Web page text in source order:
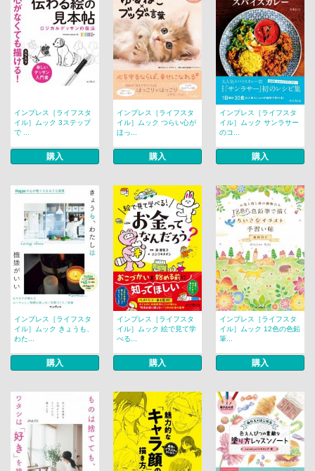
インプレス［ライフスタ
イル］ムック 3ステップ
で ...
購入
インプレス［ライフスタ
イル］ムック つらい心が
ほっ...
購入
インプレス［ライフスタ
イル］ムック サンラサー
のコ...
購入
インプレス［ライフスタ
イル］ムック きょうも、
わた...
購入
インプレス［ライフスタ
イル］ムック 絵で見て学
べる...
購入
インプレス［ライフスタ
イル］ムック 12色の色鉛
筆...
購入